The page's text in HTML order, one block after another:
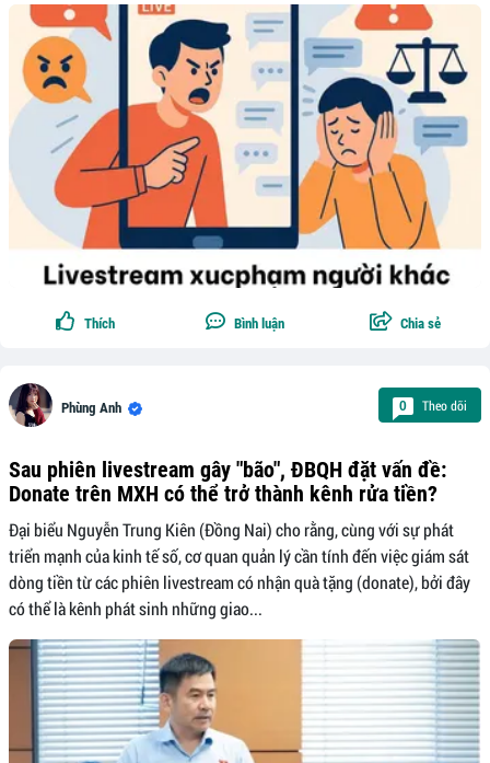
Thích Bình luận Chia sẻ
Phùng Anh 0 Theo dõi
Sau phiên livestream gây "bão", ĐBQH đặt vấn đề:
Donate trên MXH có thể trở thành kênh rửa tiền?
Đại biểu Nguyễn Trung Kiên (Đồng Nai) cho rằng, cùng với sự phát
triển mạnh của kinh tế số, cơ quan quản lý cần tính đến việc giám sát
dòng tiền từ các phiên livestream có nhận quà tặng (donate), bởi đây
có thể là kênh phát sinh những giao...